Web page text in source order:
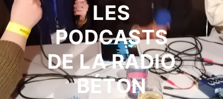
LES
PODCASTS
DE LA RADIO
BÉTON